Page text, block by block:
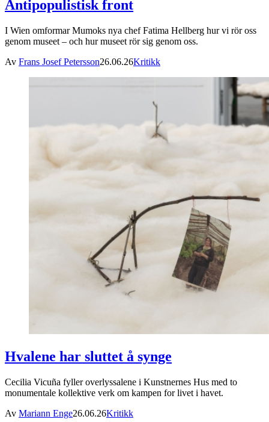
Antipopulistisk front
I Wien omformar Mumoks nya chef Fatima Hellberg hur vi rör oss
genom museet – och hur museet rör sig genom oss.
Av Frans Josef Petersson26.06.26Kritikk
Hvalene har sluttet å synge
Cecilia Vicuña fyller overlyssalene i Kunstnernes Hus med to
monumentale kollektive verk om kampen for livet i havet.
Av Mariann Enge26.06.26Kritikk